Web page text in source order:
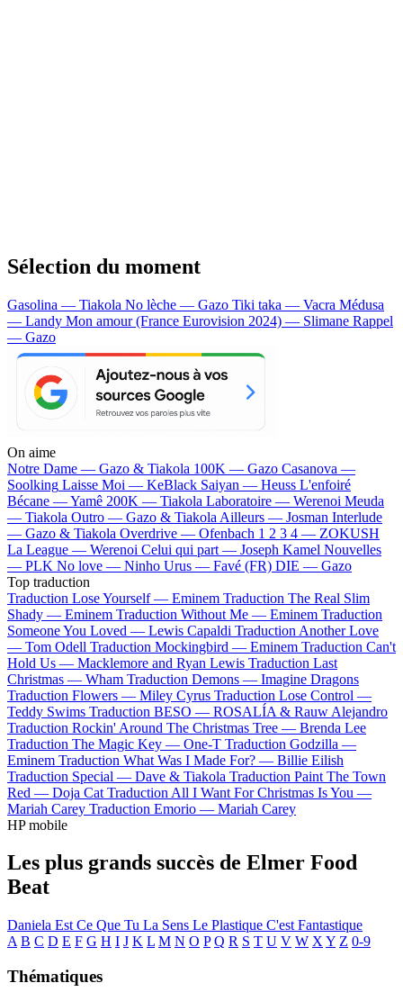
Sélection du moment
Gasolina — Tiakola No lèche — Gazo Tiki taka — Vacra Médusa
— Landy Mon amour (France Eurovision 2024) — Slimane Rappel
— Gazo
On aime
Notre Dame — Gazo & Tiakola 100K — Gazo Casanova —
Soolking Laisse Moi — KeBlack Saiyan — Heuss L'enfoiré
Bécane —Yamê 200K — Tiakola Laboratoire — Werenoi Meuda
— Tiakola Outro — Gazo & Tiakola Ailleurs — Josman Interlude
— Gazo & Tiakola Overdrive — Ofenbach 1 2 3 4 — ZOKUSH
La League — Werenoi Celui qui part — Joseph Kamel Nouvelles
— PLK No love — Ninho Urus — Favé (FR) DIE — Gazo
Top traduction
Traduction Lose Yourself — Eminem Traduction The Real Slim
Shady — Eminem Traduction Without Me — Eminem Traduction
Someone You Loved — Lewis Capaldi Traduction Another Love
— Tom Odell Traduction Mockingbird — Eminem Traduction Can't
Hold Us — Macklemore and Ryan Lewis Traduction Last
Christmas — Wham Traduction Demons — Imagine Dragons
Traduction Flowers — Miley Cyrus Traduction Lose Control —
Teddy Swims Traduction BESO — ROSALÍA & Rauw Alejandro
Traduction Rockin' Around The Christmas Tree — Brenda Lee
Traduction The Magic Key — One-T Traduction Godzilla —
Eminem Traduction What Was I Made For? — Billie Eilish
Traduction Special — Dave & Tiakola Traduction Paint The Town
Red — Doja Cat Traduction All I Want For Christmas Is You —
Mariah Carey Traduction Emorio — Mariah Carey
HP mobile
Les plus grands succès de Elmer Food
Beat
Daniela Est Ce Que Tu La Sens Le Plastique C'est Fantastique
A B C D E F G H I J K L M N O P Q R S T U V W X Y Z 0-9
Thématiques